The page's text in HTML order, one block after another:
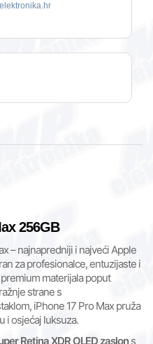
256GB
– najnapredniji i najveći Apple
za profesionalce, entuzijaste i
materijala poput
strane s
iPhone 17 Pro Max pruža
i osjećaj luksuza.
Retina XDR OLED zaslons